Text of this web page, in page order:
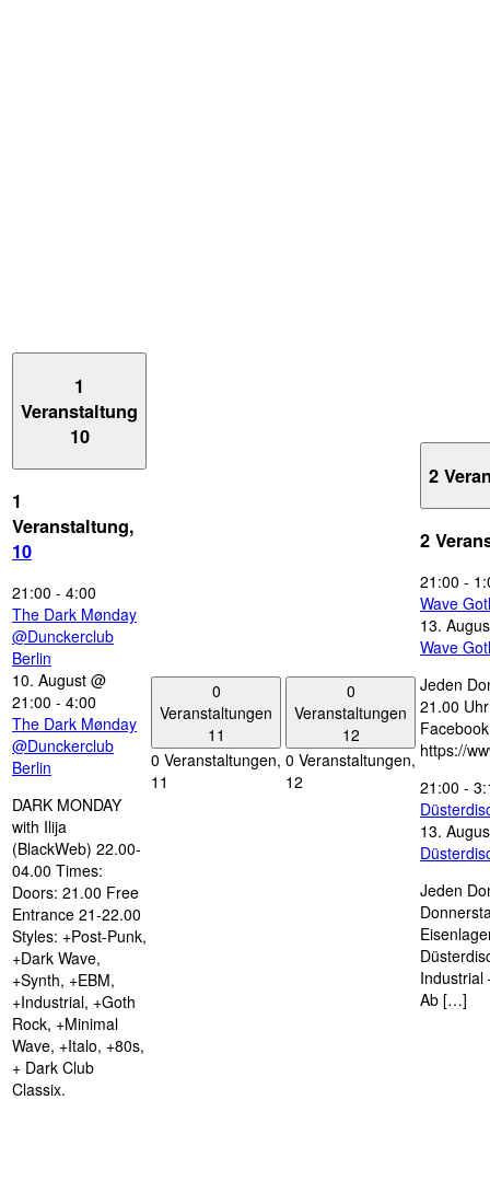
1
Veranstaltung
10
1
Veranstaltung,
10
21:00 - 4:00
The Dark Mønday
@Dunckerclub
Berlin
10. August @
21:00 - 4:00
The Dark Mønday
@Dunckerclub
Berlin
DARK MONDAY
with Ilija
(BlackWeb) 22.00-
04.00 Times:
Doors: 21.00 Free
Entrance 21-22.00
Styles: +Post-Punk,
+Dark Wave,
+Synth, +EBM,
+Industrial, +Goth
Rock, +Minimal
Wave, +Italo, +80s,
+ Dark Club
Classix.
0
Veranstaltungen
11
0 Veranstaltungen,
11
0
Veranstaltungen
12
0 Veranstaltungen,
12
2
2
21:00 -
Wave
13.
Wave
Jeden
21.00
https://
21:00 -
13.
Jeden
Industrial
Ab […]